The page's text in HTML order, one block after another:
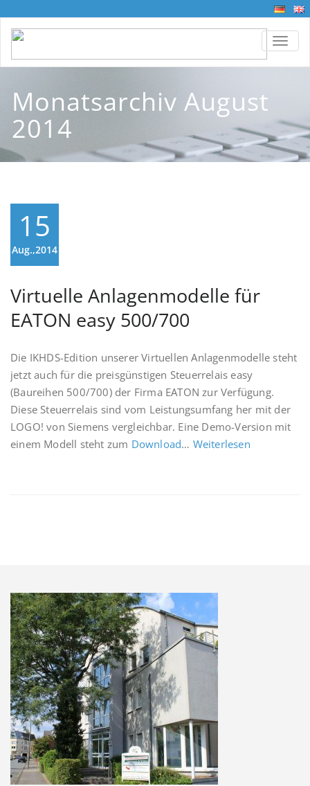
Monatsarchiv August
2014
15
Aug.,2014
Virtuelle Anlagenmodelle für
EATON easy 500/700
Die IKHDS-Edition unserer Virtuellen Anlagenmodelle steht
jetzt auch für die preisgünstigen Steuerrelais easy
(Baureihen 500/700) der Firma EATON zur Verfügung.
Diese Steuerrelais sind vom Leistungsumfang her mit der
LOGO! von Siemens vergleichbar. Eine Demo-Version mit
einem Modell steht zum Download… Weiterlesen